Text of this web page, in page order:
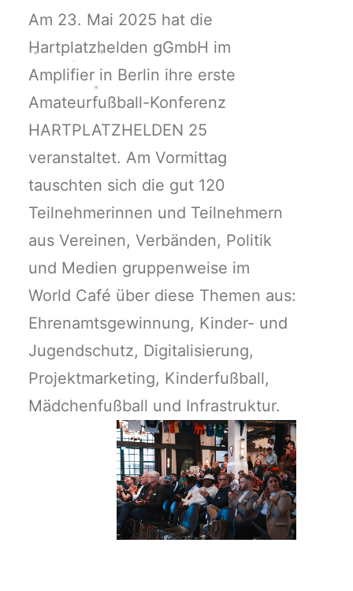
Am 23. Mai 2025 hat die
Hartplatzhelden gGmbH im
Amplifier in Berlin ihre erste
Amateurfußball-Konferenz
HARTPLATZHELDEN 25
veranstaltet. Am Vormittag
tauschten sich die gut 120
Teilnehmerinnen und Teilnehmern
aus Vereinen, Verbänden, Politik
und Medien gruppenweise im
World Café über diese Themen aus:
Ehrenamtsgewinnung, Kinder- und
Jugendschutz, Digitalisierung,
Projektmarketing, Kinderfußball,
Mädchenfußball und Infrastruktur.